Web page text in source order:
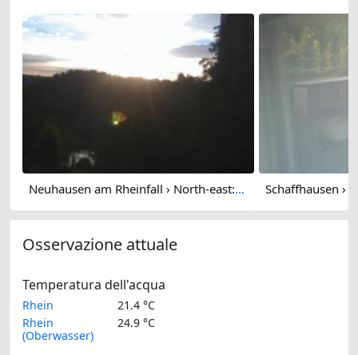
Neuhausen am Rheinfall › North-east: Schaffhausen, Schweiz: Nordost (Flurlingen/ Schaffhausen)
Osservazione attuale
Temperatura dell'acqua
Rhein
21.4 °C
Rhein
(Oberwasser)
24.9 °C